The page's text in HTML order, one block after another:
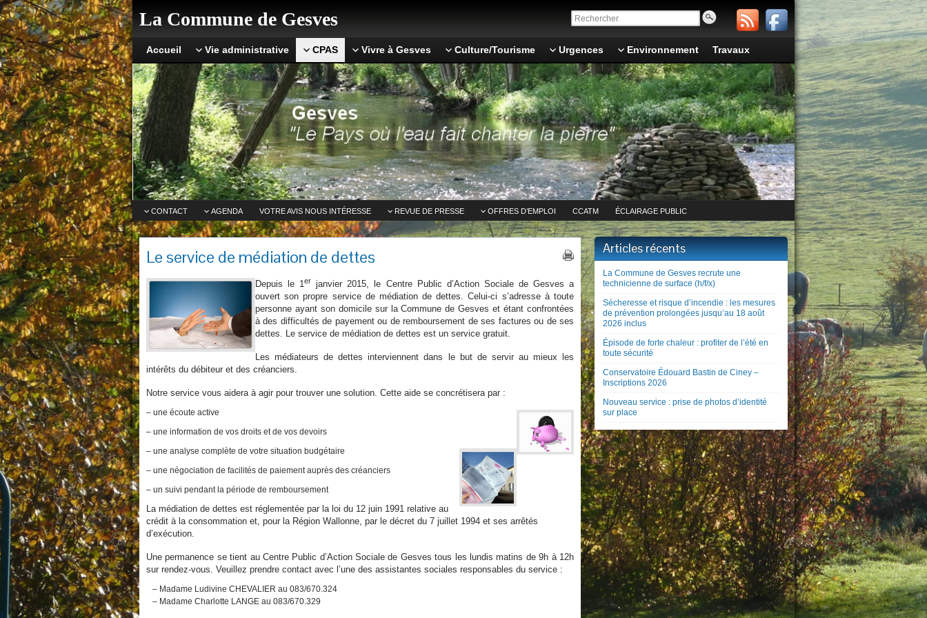
La Commune de Gesves
Accueil Vie administrative CPAS Vivre à Gesves Culture/Tourisme Urgences Environnement Travaux
CONTACT AGENDA VOTRE AVIS NOUS INTÉRESSE REVUE DE PRESSE OFFRES D’EMPLOI CCATM ÉCLAIRAGE PUBLIC
Le service de médiation de dettes
Depuis le 1er janvier 2015, le Centre Public d’Action Sociale de Gesves a
ouvert son propre service de médiation de dettes. Celui-ci s’adresse à toute
personne ayant son domicile sur la Commune de Gesves et étant confrontées
à des difficultés de payement ou de remboursement de ses factures ou de ses
dettes. Le service de médiation de dettes est un service gratuit.
Les médiateurs de dettes interviennent dans le but de servir au mieux les
intérêts du débiteur et des créanciers.
Notre service vous aidera à agir pour trouver une solution. Cette aide se concrétisera par :
– une écoute active
– une information de vos droits et de vos devoirs
– une analyse complète de votre situation budgétaire
– une négociation de facilités de paiement auprès des créanciers
– un suivi pendant la période de remboursement
La médiation de dettes est réglementée par la loi du 12 juin 1991 relative au
crédit à la consommation et, pour la Région Wallonne, par le décret du 7 juillet 1994 et ses arrêtés
d’exécution.
Une permanence se tient au Centre Public d’Action Sociale de Gesves tous les lundis matins de 9h à 12h
sur rendez-vous. Veuillez prendre contact avec l’une des assistantes sociales responsables du service :
– Madame Ludivine CHEVALIER au 083/670.324
– Madame Charlotte LANGE au 083/670.329
Articles récents
La Commune de Gesves recrute une
technicienne de surface (h/f/x)
Sécheresse et risque d’incendie : les mesures
de prévention prolongées jusqu’au 18 août
2026 inclus
Épisode de forte chaleur : profiter de l’été en
toute sécurité
Conservatoire Édouard Bastin de Ciney –
Inscriptions 2026
Nouveau service : prise de photos d’identité
sur place